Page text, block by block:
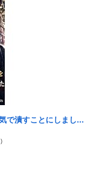
で潰すことにしまし...
)